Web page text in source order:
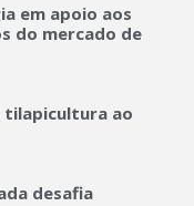
em apoio aos
do mercado de
tilapicultura ao
desafia